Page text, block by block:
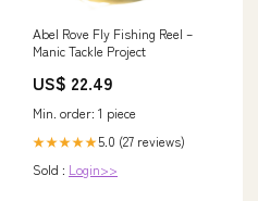
Abel Rove Fly Fishing Reel –
Manic Tackle Project
US$ 22.49
Min. order: 1 piece
★★★★★5.0 (27 reviews)
Sold : Login>>